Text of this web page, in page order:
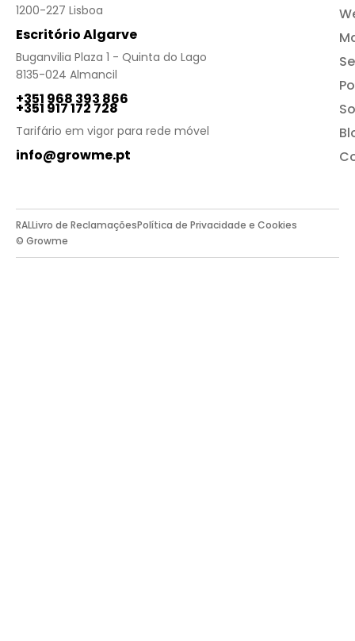
1200-227 Lisboa
Escritório Algarve
Buganvilia Plaza 1 - Quinta do Lago
8135-024 Almancil
+351 968 393 866
+351 917 172 728
Tarifário em vigor para rede móvel
info@growme.pt
RALLivro de ReclamaçõesPolítica de Privacidade e Cookies
© Growme